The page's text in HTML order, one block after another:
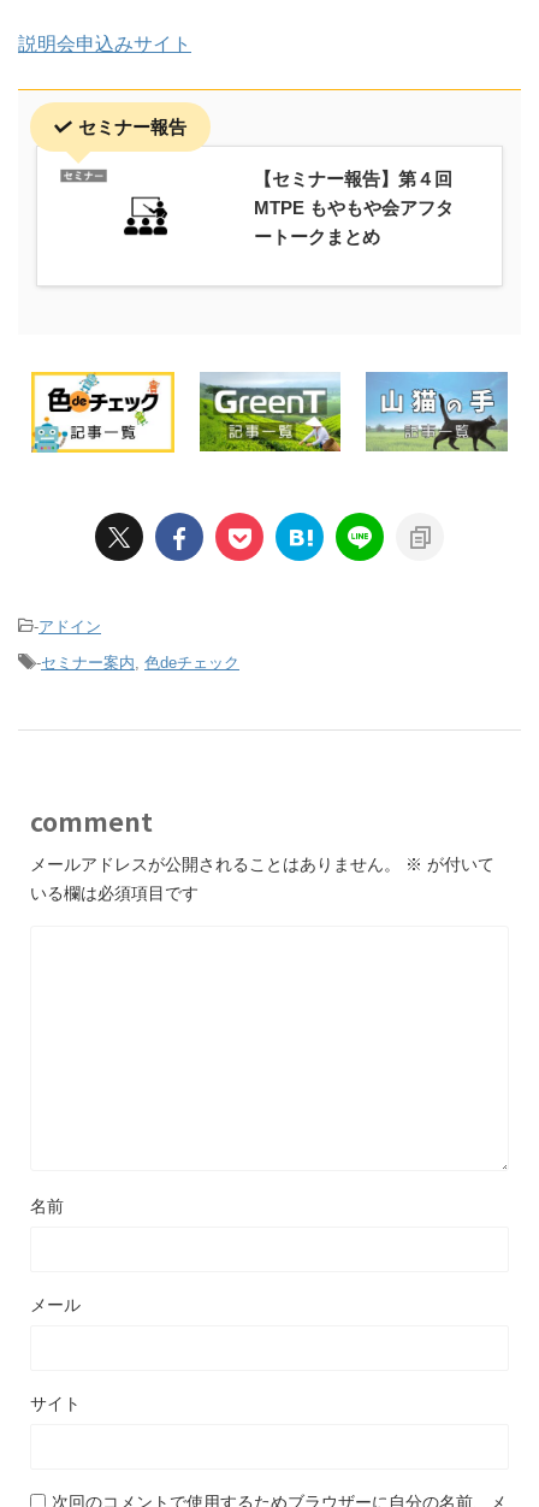
説明会申込みサイト
セミナー報告
【セミナー報告】第４回
MTPE もやもや会アフタ
ートークまとめ
-アドイン
-セミナー案内 色deチェック
comment
メールアドレスが公開されることはありません。 ※ が付いて
いる欄は必須項目です
名前
メール
サイト
次回のコメントで使用するためブラウザーに自分の名前、メ